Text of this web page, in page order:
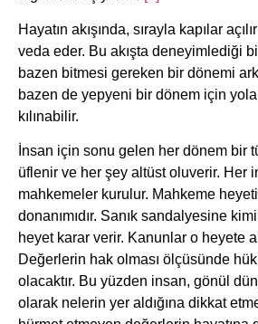
Hayatın akışında, sırayla kapılar
veda eder. Bu akışta deneyimlediği
bazen bitmesi gereken bir dönemi
bazen de yepyeni bir dönem için
kılınabilir.
İnsan için sonu gelen her dönem bir
üflenir ve her şey altüst oluverir. Her
mahkemeler kurulur. Mahkeme
donanımıdır. Sanık sandalyesine
heyet karar verir. Kanunlar o heyete
Değerlerin hak olması ölçüsünde
olacaktır. Bu yüzden insan, gönül
olarak nelerin yer aldığına dikkat